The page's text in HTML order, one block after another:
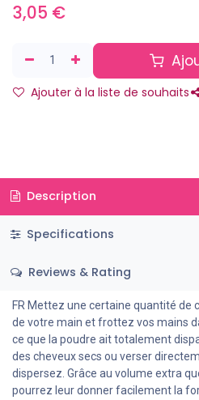
3,05 €
Ajouter à la liste de souhaits
Description
Specifications
Reviews & Rating
FR Mettez une certaine quantité de
de votre main et frottez vos mains
ce que la poudre ait totalement
des cheveux secs ou verser
dispersez. Grâce au volume extra
pourrez leur donner facilement la